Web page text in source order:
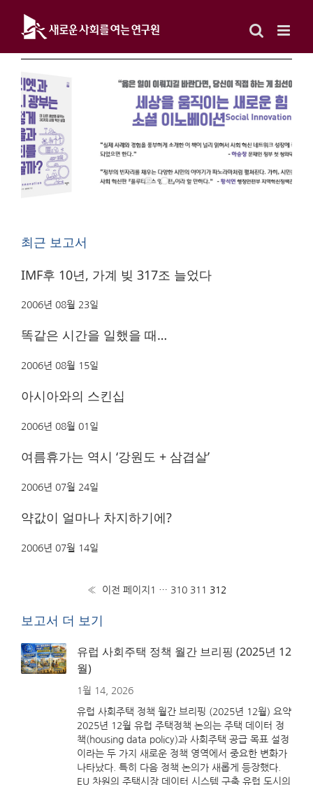
content
최근 보고서
IMF후 10년, 가계 빚 317조 늘었다
2006년 08월 23일
똑같은 시간을 일했을 때…
2006년 08월 15일
아시아와의 스킨십
2006년 08월 01일
여름휴가는 역시 ‘강원도 + 삼겹살’
2006년 07월 24일
약값이 얼마나 차지하기에?
2006년 07월 14일
« 이전 페이지 1 … 310 311 312
보고서 더 보기
유럽 사회주택 정책 월간 브리핑 (2025년 12
월)
1월 14, 2026
유럽 사회주택 정책 월간 브리핑 (2025년 12월) 요약
2025년 12월 유럽 주택정책 논의는 주택 데이터 정
책(housing data policy)과 사회주택 공급 목표 설정
이라는 두 가지 새로운 정책 영역에서 중요한 변화가
나타났다. 특히 다음 정책 논의가 새롭게 등장했다.
EU 차원의 주택시장 데이터 시스템 구축 유럽 도시의